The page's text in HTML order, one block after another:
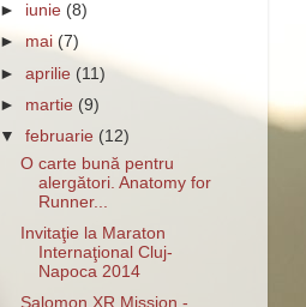
► iunie (8)
►mai(7)
►aprilie (11)
► martie (9)
▼februarie (12)
O carte bună pentru
alergători. Anatomy for
Runner...
Invitaţie la Maraton
Internaţional Cluj-
Napoca 2014
Salomon XR Mission -